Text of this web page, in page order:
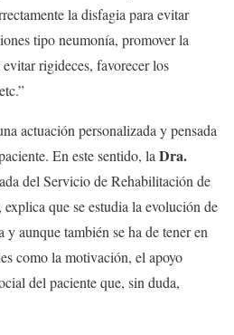
la disfagia para evitar
tipo neumonía, promover la
rigideces, favorecer los
actuación personalizada y pensada
En este sentido, la Dra.
del Servicio de Rehabilitación de
que se estudia la evolución de
y aunque también se ha de tener en
como la motivación, el apoyo
del paciente que, sin duda,